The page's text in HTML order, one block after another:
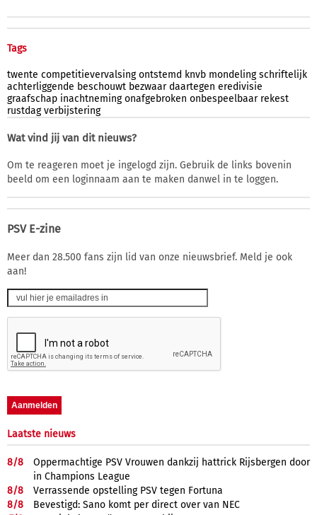
Tags
twente competitievervalsing ontstemd knvb mondeling schriftelijk
achterliggende beschouwt bezwaar daartegen eredivisie
graafschap inachtneming onafgebroken onbespeelbaar rekest
rustdag verbijstering
Wat vind jij van dit nieuws?
Om te reageren moet je ingelogd zijn. Gebruik de links bovenin
beeld om een loginnaam aan te maken danwel in te loggen.
PSV E-zine
Meer dan 28.500 fans zijn lid van onze nieuwsbrief. Meld je ook
aan!
Laatste nieuws
8/8
Oppermachtige PSV Vrouwen dankzij hattrick Rijsbergen door
in Champions League
8/8
Verrassende opstelling PSV tegen Fortuna
8/8
Bevestigd: Sano komt per direct over van NEC